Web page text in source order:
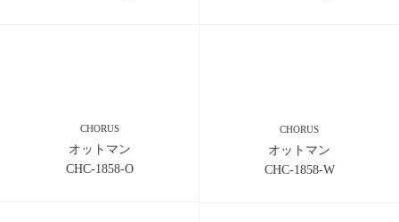
CHORUS
オットマン
CHC-1858-O
CHORUS
オットマン
CHC-1858-W